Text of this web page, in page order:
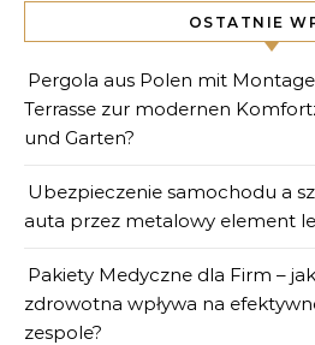
OSTATNIE
Pergola aus Polen mit
Terrasse zur modernen
und Garten?
Ubezpieczenie samochodu a
auta przez metalowy element
Pakiety Medyczne dla Firm –
zdrowotna wpływa na
zespole?